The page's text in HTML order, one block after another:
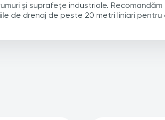
și suprafețe industriale.
de drenaj de peste 20 metri liniari